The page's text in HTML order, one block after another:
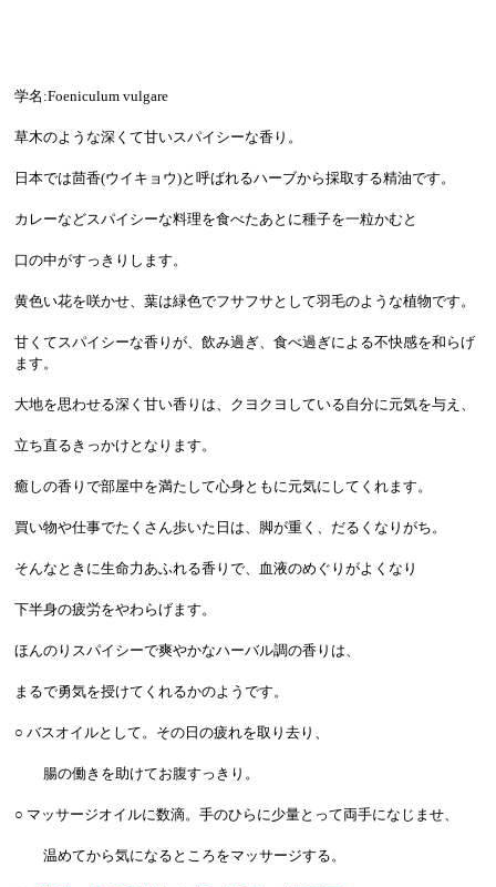
学名:Foeniculum vulgare
草木のような深くて甘いスパイシーな香り。
日本では茴香(ウイキョウ)と呼ばれるハーブから採取する精油です。
カレーなどスパイシーな料理を食べたあとに種子を一粒かむと
口の中がすっきりします。
黄色い花を咲かせ、葉は緑色でフサフサとして羽毛のような植物です。
甘くてスパイシーな香りが、飲み過ぎ、食べ過ぎによる不快感を和らげ
ます。
大地を思わせる深く甘い香りは、クヨクヨしている自分に元気を与え、
立ち直るきっかけとなります。
癒しの香りで部屋中を満たして心身ともに元気にしてくれます。
買い物や仕事でたくさん歩いた日は、脚が重く、だるくなりがち。
そんなときに生命力あふれる香りで、血液のめぐりがよくなり
下半身の疲労をやわらげます。
ほんのりスパイシーで爽やかなハーバル調の香りは、
まるで勇気を授けてくれるかのようです。
○ バスオイルとして。その日の疲れを取り去り、
腸の働きを助けてお腹すっきり。
○ マッサージオイルに数滴。手のひらに少量とって両手になじませ、
温めてから気になるところをマッサージする。